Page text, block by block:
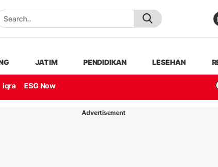
JATIM PENDIDIKAN LESEHAN
iqra ESG Now
Advertisement